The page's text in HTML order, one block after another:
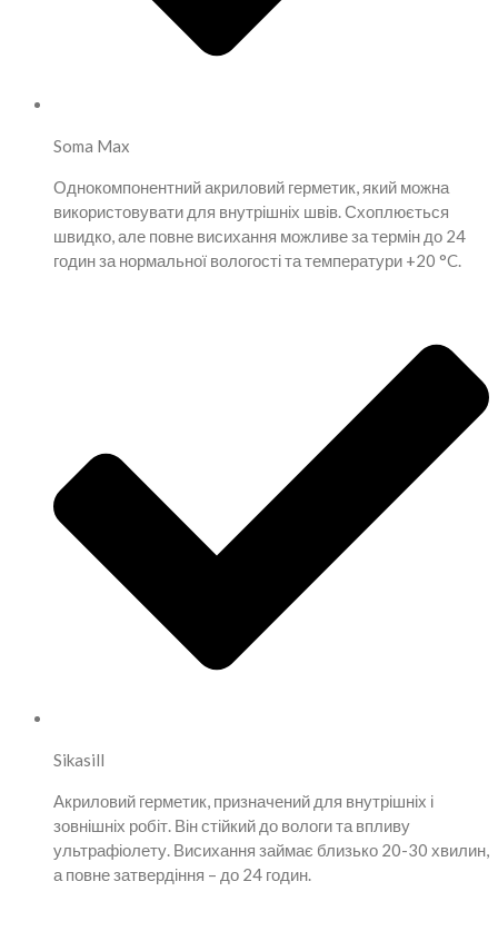
Soma Max
Однокомпонентний акриловий герметик, який можна
використовувати для внутрішніх швів. Схоплюється
швидко, але повне висихання можливе за термін до 24
годин за нормальної вологості та температури +20 °C.
Sikasill
Акриловий герметик, призначений для внутрішніх і
зовнішніх робіт. Він стійкий до вологи та впливу
ультрафіолету. Висихання займає близько 20-30 хвилин,
а повне затвердіння – до 24 годин.